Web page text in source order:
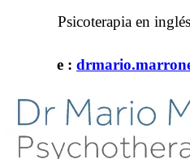
Psicoterapia en
e :